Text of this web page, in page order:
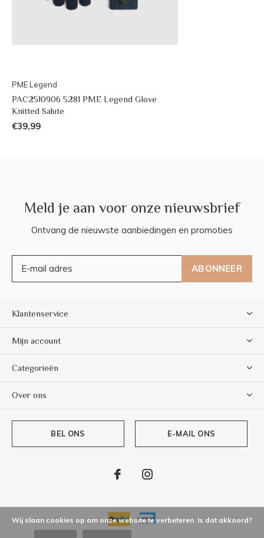
PME Legend
PAC2510906 5281 PME Legend Glove
Knitted Salute
€39,99
Meld je aan voor onze nieuwsbrief
Ontvang de nieuwste aanbiedingen en promoties
ABONNEER
Klantenservice
Mijn account
Categorieën
Over ons
BEL ONS E-MAIL ONS
Wij slaan cookies op om onze website te verbeteren. Is dat akkoord?